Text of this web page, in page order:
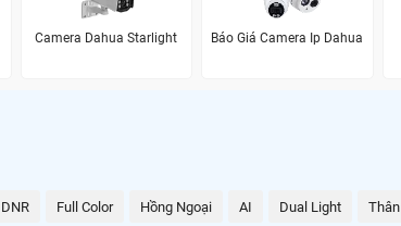
Camera Dahua Starlight Báo Giá Camera Ip Dahua
Full Color Hồng Ngoại AI Dual Light Thân